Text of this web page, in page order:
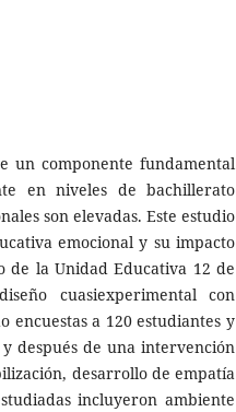
un componente fundamental
en niveles de bachillerato
son elevadas. Este estudio
emocional y su impacto
de la Unidad Educativa 12 de
cuasiexperimental con
encuestas a 120 estudiantes y
después de una intervención
desarrollo de empatía
incluyeron ambiente